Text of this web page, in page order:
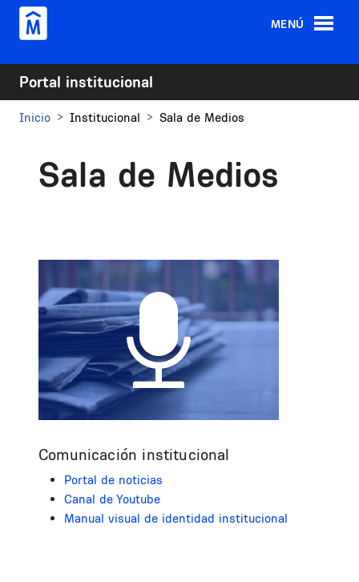
Pasar al contenido principal
MENÚ
Portal institucional
Inicio Institucional Sala de Medios
Sala de Medios
Comunicación institucional
Portal de noticias
Canal de Youtube
Manual visual de identidad institucional